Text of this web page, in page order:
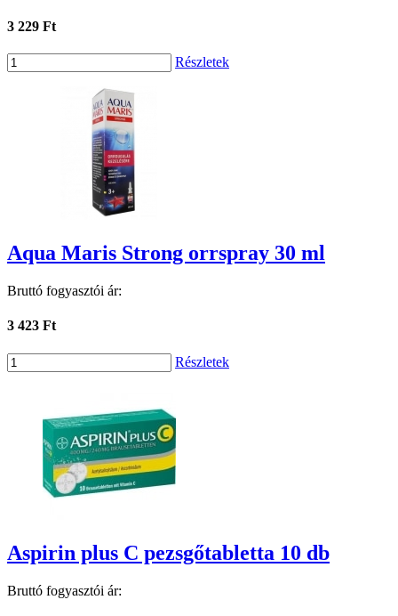
3 229 Ft
Részletek
Aqua Maris Strong orrspray 30 ml
Bruttó fogyasztói ár:
3 423 Ft
Részletek
Aspirin plus C pezsgőtabletta 10 db
Bruttó fogyasztói ár: